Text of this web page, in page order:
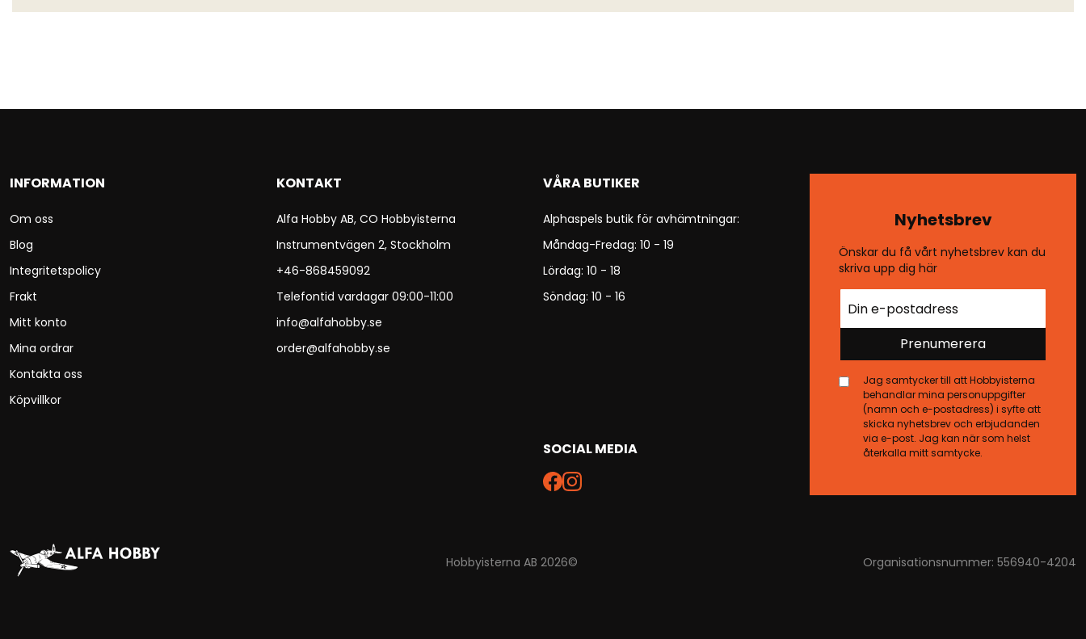
INFORMATION
Om oss
Blog
Integritetspolicy
Frakt
Mitt konto
Mina ordrar
Kontakta oss
Köpvillkor
KONTAKT
Alfa Hobby AB, CO Hobbyisterna
Instrumentvägen 2, Stockholm
+46-868459092
Telefontid vardagar 09:00-11:00
info@alfahobby.se
order@alfahobby.se
VÅRA BUTIKER
Alphaspels butik för avhämtningar:
Måndag-Fredag: 10 - 19
Lördag: 10 - 18
Söndag: 10 - 16
SOCIAL MEDIA
Nyhetsbrev
Önskar du få vårt nyhetsbrev kan du
skriva upp dig här
Prenumerera
Jag samtycker till att Hobbyisterna
behandlar mina personuppgifter
(namn och e-postadress) i syfte att
skicka nyhetsbrev och erbjudanden
via e-post. Jag kan när som helst
återkalla mitt samtycke.
Hobbyisterna AB 2026© Organisationsnummer: 556940-4204